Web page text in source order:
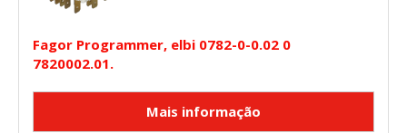
Fagor Programmer, elbi 0782-0-0.02 0
7820002.01.